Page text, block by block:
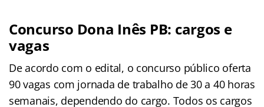
Concurso Dona Inês PB: cargos e
vagas
De acordo com o edital, o concurso público oferta
90 vagas com jornada de trabalho de 30 a 40 horas
semanais, dependendo do cargo. Todos os cargos